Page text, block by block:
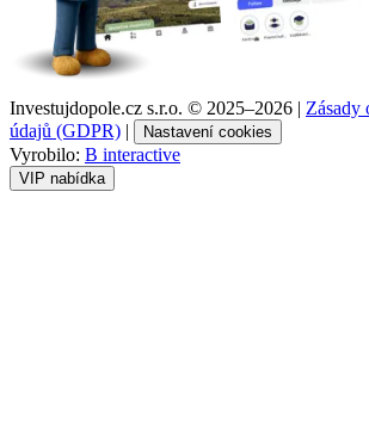
Investujdopole.cz s.r.o. © 2025–2026 | Zásady
údajů (GDPR) | Nastavení cookies
Vyrobilo: B interactive
VIP nabídka